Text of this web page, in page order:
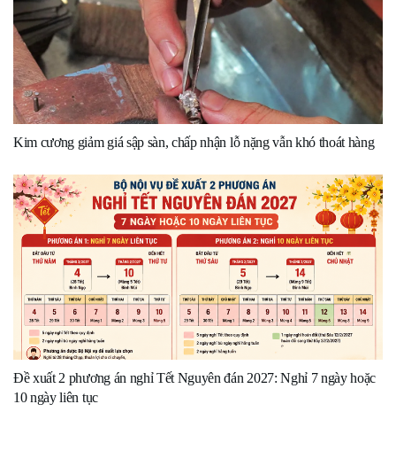
Kim cương giảm giá sập sàn, chấp nhận lỗ nặng vẫn khó thoát hàng
Đề xuất 2 phương án nghỉ Tết Nguyên đán 2027: Nghỉ 7 ngày hoặc
10 ngày liên tục